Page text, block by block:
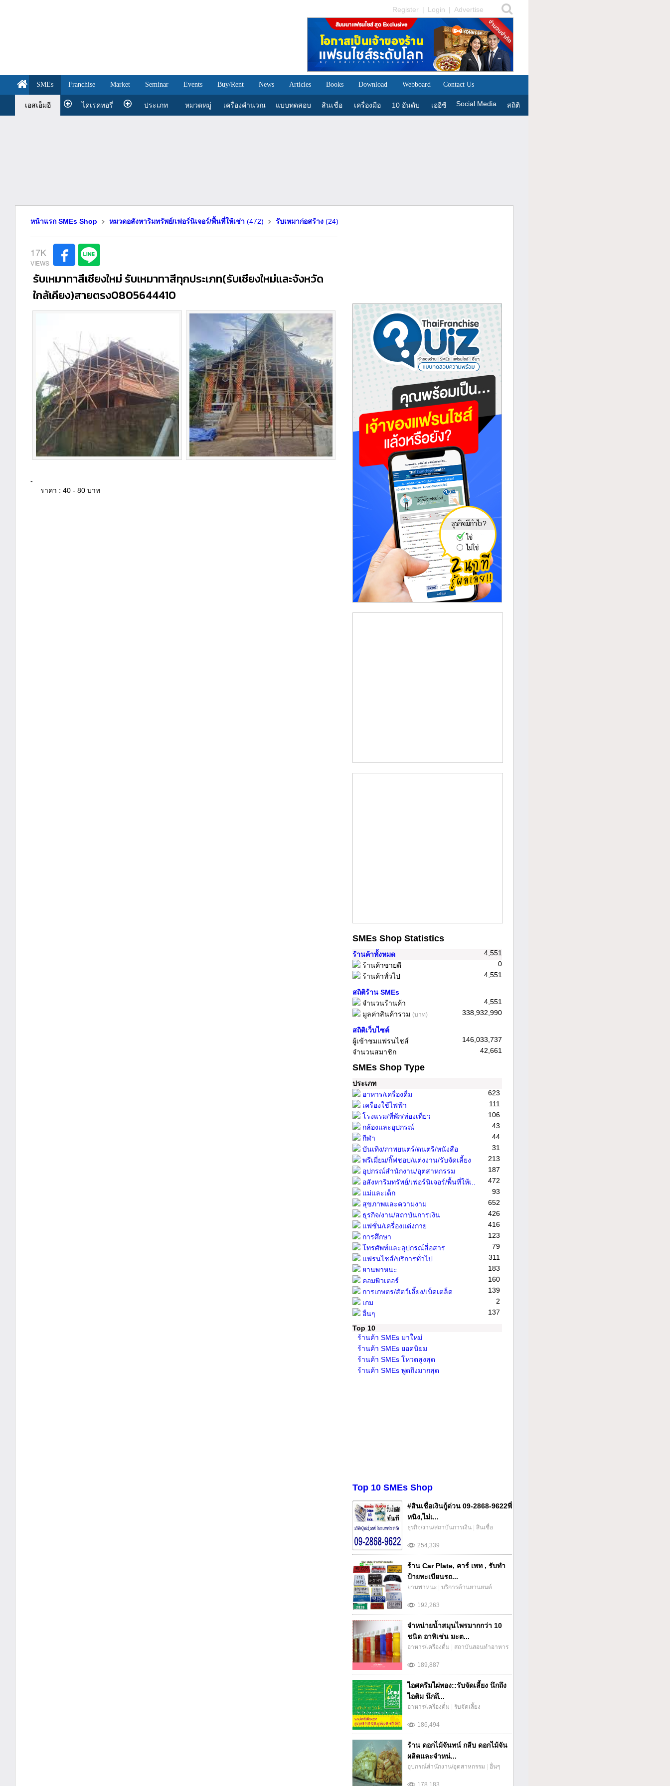
Register | Login | Advertise
SMEs Franchise Market Seminar Events Buy/Rent News Articles Books Download Webboard Contact Us
เอสเอ็มอี ไดเรคทอรี่ ประเภท หมวดหมู่ เครื่องคำนวณ แบบทดสอบ สินเชื่อ เครื่องมือ 10 อันดับ เออีซี Social Media สถิติ
หน้าแรก SMEs Shop หมวดอสังหาริมทรัพย์/เฟอร์นิเจอร์/พื้นที่ให้เช่า (472) รับเหมาก่อสร้าง (24)
17K
รับเหมาทาสีเชียงใหม่ รับเหมาทาสีทุกประเภท(รับเชียงใหม่และจังหวัด
ใกล้เคียง)สายตรง0805644410
-
ราคา : 40 - 80 บาท
SMEs Shop Statistics
ร้านค้าทั้งหมด
4,551
ร้านค้าขายดี
0
ร้านค้าทั่วไป
4,551
สถิติร้าน SMEs
จำนวนร้านค้า
4,551
มูลค่าสินค้ารวม (บาท) 338,932,990
สถิติเว็บไซต์
ผู้เข้าชมแฟรนไชส์
146,033,737
จำนวนสมาชิก
42,661
SMEs Shop Type
ประเภท
อาหาร/เครื่องดื่ม
623
เครื่องใช้ไฟฟ้า
111
โรงแรม/ที่พัก/ท่องเที่ยว
106
กล้องและอุปกรณ์
43
กีฬา
44
บันเทิง/ภาพยนตร์/ดนตรี/หนังสือ
31
พรีเมี่ยม/กิ๊ฟชอป/แต่งงาน/รับจัดเลี้ยง
213
อุปกรณ์สำนักงาน/อุตสาหกรรม
187
อสังหาริมทรัพย์/เฟอร์นิเจอร์/พื้นที่ให้เ..
472
แม่และเด็ก
93
สุขภาพและความงาม
652
ธุรกิจ/งาน/สถาบันการเงิน
426
แฟชั่น/เครื่องแต่งกาย
416
การศึกษา
123
โทรศัพท์และอุปกรณ์สื่อสาร
79
แฟรนไชส์/บริการทั่วไป
311
ยานพาหนะ
183
คอมพิวเตอร์
160
การเกษตร/สัตว์เลี้ยง/เบ็ดเตล็ด
139
เกม
2
อื่นๆ
137
Top 10
ร้านค้า SMEs มาใหม่
ร้านค้า SMEs ยอดนิยม
ร้านค้า SMEs โหวตสูงสุด
ร้านค้า SMEs พูดถึงมากสุด
Top 10 SMEs Shop
254,339
#สินเชื่อเงินกู้ด่วน 09-2868-9622พี่
หนิง,ไม่เ...
ธุรกิจ/งาน/สถาบันการเงิน สินเชื่อ
192,263
ร้าน Car Plate, คาร์ เพท , รับทำ
ป้ายทะเบียนรถ...
ยานพาหนะ บริการด้านยานยนต์
189,887
จำหน่ายน้ำสมุนไพรมากกว่า 10
ชนิด อาทิเช่น มะต...
อาหาร/เครื่องดื่ม สถาบันสอนทำอาหาร
186,494
ไอศครีมไผ่ทอง::รับจัดเลี้ยง นึกถึง
ไอติม นึกถึ...
อาหาร/เครื่องดื่ม รับจัดเลี้ยง
178,183
ร้าน ดอกไม้จันทน์ กลีบ ดอกไม้จัน
ผลิตและจำหน่...
อุปกรณ์สำนักงาน/อุตสาหกรรม อื่นๆ